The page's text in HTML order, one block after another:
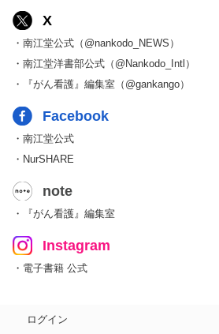
X
・南江堂公式（@nankodo_NEWS）
・南江堂洋書部公式（@Nankodo_Intl）
・『がん看護』編集室（@gankango）
Facebook
・南江堂公式
・NurSHARE
note
・『がん看護』編集室
Instagram
・電子書籍 公式
ログイン